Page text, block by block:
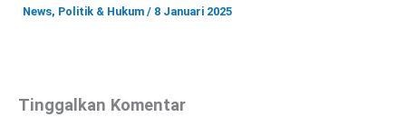
News, Politik & Hukum / 8 Januari 2025
Tinggalkan Komentar